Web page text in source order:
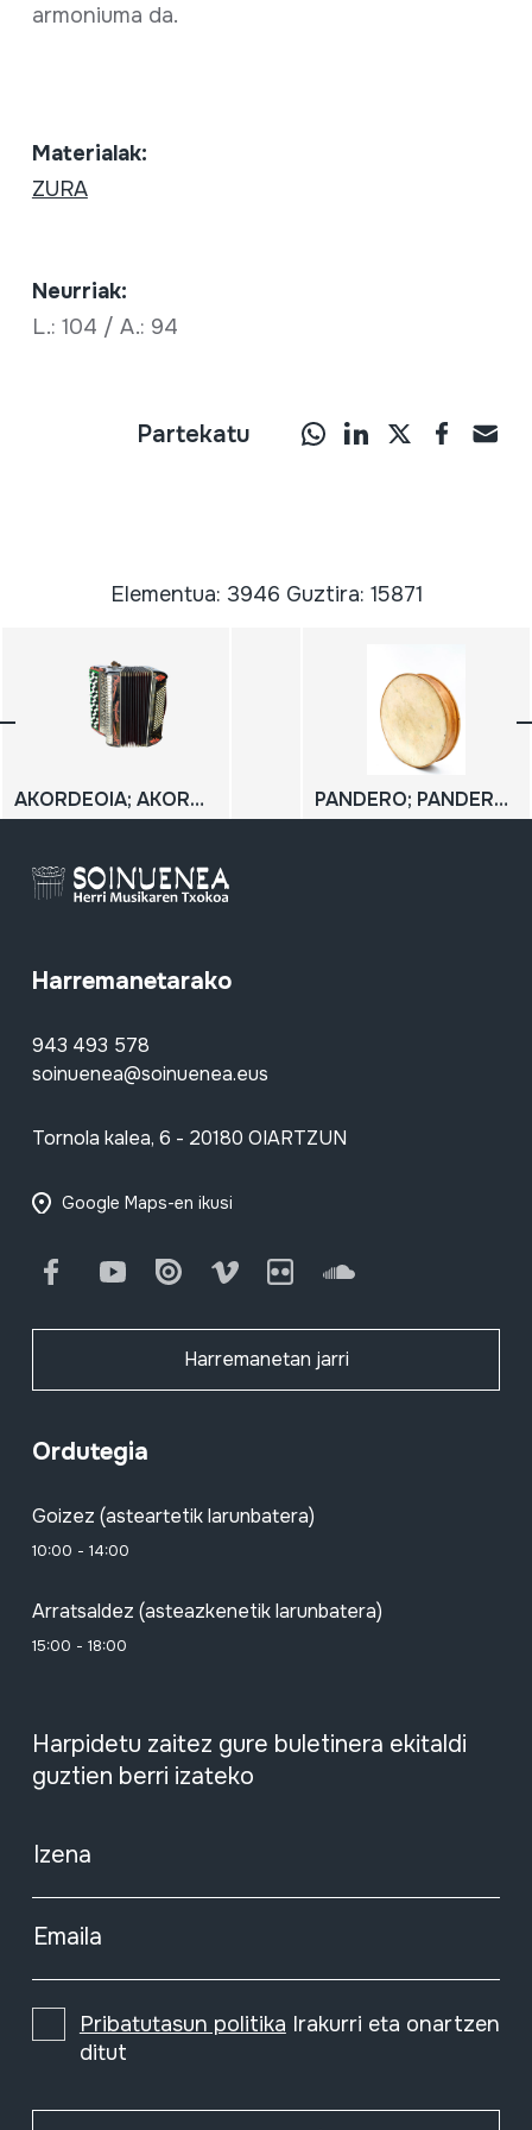
armoniuma da.
Materialak:
ZURA
Neurriak:
L.: 104 / A.: 94
Partekatu
Elementua: 3946 Guztira: 15871
AKORDEOIA; AKORDEOI KROMATIKOA PANDERO; PANDERETA
Harremanetarako
943 493 578
soinuenea@soinuenea.eus
Tornola kalea, 6 - 20180 OIARTZUN
Google Maps-en ikusi
FacebookYoutube Issuu Vimeo Flickr SoundCloud
Harremanetan jarri
Ordutegia
Goizez (asteartetik larunbatera)
10:00 - 14:00
Arratsaldez (asteazkenetik larunbatera)
15:00 - 18:00
Harpidetu zaitez gure buletinera ekitaldi
guztien berri izateko
Izena
Emaila
Pribatutasun politika Irakurri eta onartzen
ditut